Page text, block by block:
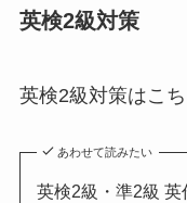
英検2級対策
英検2級対策はこ
あわせて読みたい
英検2級・準2級